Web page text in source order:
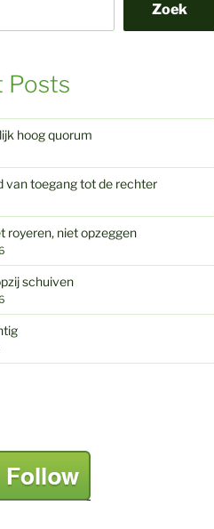
Zoek
Posts
hoog quorum
van toegang tot de rechter
royeren, niet opzeggen
schuiven